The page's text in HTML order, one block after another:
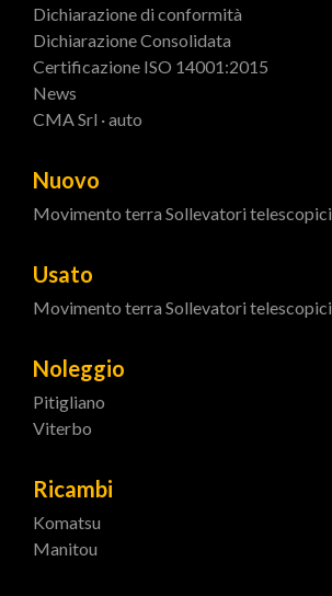
Dichiarazione di conformità
Dichiarazione Consolidata
Certificazione ISO 14001:2015
News
CMA Srl · auto
Nuovo
Movimento terra Sollevatori telescopici
Usato
Movimento terra Sollevatori telescopici
Noleggio
Pitigliano
Viterbo
Ricambi
Komatsu
Manitou